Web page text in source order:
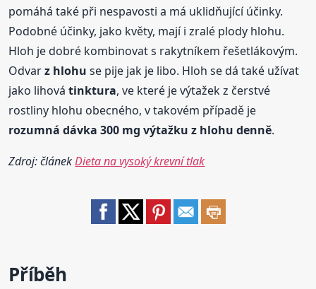
pomáhá také při nespavosti a má uklidňující účinky.
Podobné účinky, jako květy, mají i zralé plody hlohu.
Hloh je dobré kombinovat s rakytníkem řešetlákovým.
Odvarz hlohu se pije jak je libo. Hloh se dá také užívat
jako lihovátinktura, ve které je výtažek z čerstvé
rostliny hlohu obecného, v takovém případě je
rozumná dávka 300 mg výtažkuz hlohu denně.
Zdroj: článekDieta na vysoký krevní tlak
Příběh